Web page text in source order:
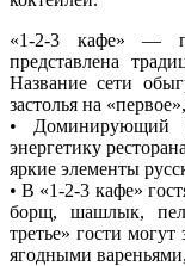
«1-2-3 кафе» —
представлена
Название сети
застолья на
• Доминирующий
энергетику
яркие элементы
• В «1-2-3 кафе»
борщ, шашлык,
третье» гости
ягодными